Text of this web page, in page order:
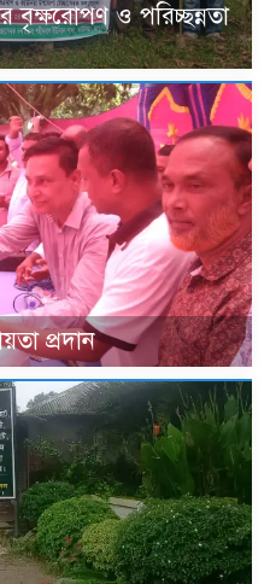
বৃক্ষরোপণ ও পরিচ্ছন্নতা
প্রদান